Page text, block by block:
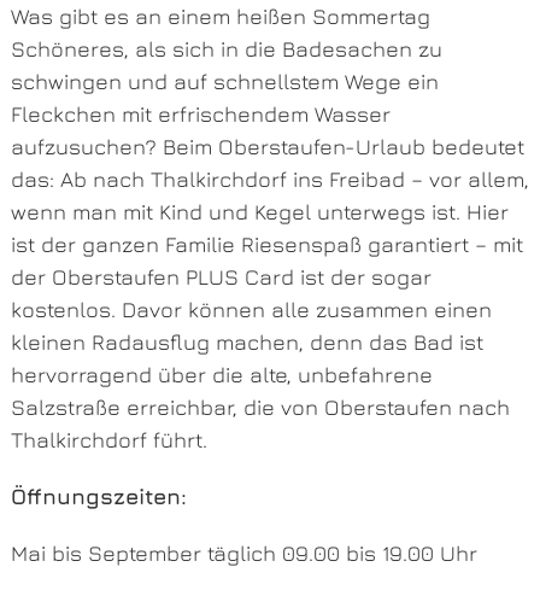
Was gibt es an einem heißen Sommertag
Schöneres, als sich in die Badesachen zu
schwingen und auf schnellstem Wege ein
Fleckchen mit erfrischendem Wasser
aufzusuchen? Beim Oberstaufen-Urlaub bedeutet
das: Ab nach Thalkirchdorf ins Freibad – vor allem,
wenn man mit Kind und Kegel unterwegs ist. Hier
ist der ganzen Familie Riesenspaß garantiert – mit
der Oberstaufen PLUS Card ist der sogar
kostenlos. Davor können alle zusammen einen
kleinen Radausflug machen, denn das Bad ist
hervorragend über die alte, unbefahrene
Salzstraße erreichbar, die von Oberstaufen nach
Thalkirchdorf führt.
Öffnungszeiten:
Mai bis September täglich 09.00 bis 19.00 Uhr